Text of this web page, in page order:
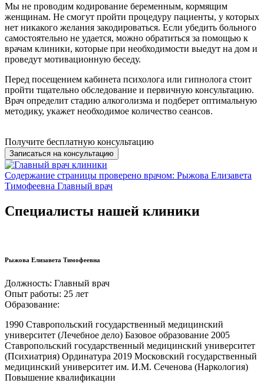
Мы не проводим кодирование беременным, кормящим
женщинам. Не смогут пройти процедуру пациенты, у которых
нет никакого желания закодироваться. Если убедить больного
самостоятельно не удается, можно обратиться за помощью к
врачам клиники, которые при необходимости выедут на дом и
проведут мотивационную беседу.
Перед посещением кабинета психолога или гипнолога стоит
пройти тщательно обследование и первичную консультацию.
Врач определит стадию алкоголизма и подберет оптимальную
методику, укажет необходимое количество сеансов.
Получите бесплатную консультацию
Записаться на консультацию
Содержание страницы проверено врачом: Рыжова Елизавета
Тимофеевна Главный врач
Специалисты нашей клиники
Рыжова Елизавета Тимофеевна
Должность: Главный врач
Опыт работы: 25 лет
Образование:
1990 Ставропольский государственный медицинский
университет (Лечебное дело) Базовое образование 2005
Ставропольский государственный медицинский университет
(Психиатрия) Ординатура 2019 Московский государственный
медицинский университет им. И.М. Сеченова (Наркология)
Повышение квалификации